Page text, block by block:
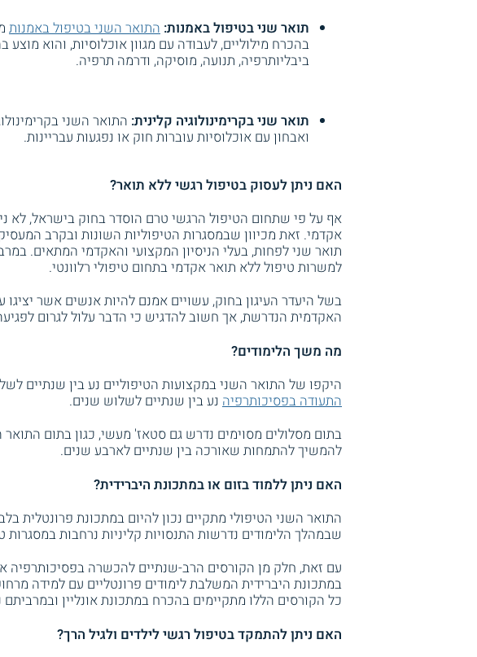
תואר שני בטיפול באמנות: התואר השני בטיפול באמנות
בהכרח מילוליים, לעבודה עם מגוון אוכלוסיות, והוא מוצע
ביבליותרפיה, תנועה, מוסיקה, ודרמה תרפיה.
תואר שני בקרימינולוגיה קלינית: התואר השני
ואבחון עם אוכלוסיות עוברות חוק או נפגעות עבריינות.
האם ניתן לעסוק בטיפול רגשי ללא תואר?
אף על פי שתחום הטיפול הרגשי טרם הוסדר בחוק בישראל, לא
אקדמי. זאת מכיוון שבמסגרות הטיפוליות השונות ובקרב
תואר שני לפחות, בעלי הניסיון המקצועי והאקדמי המתאים.
למשרות טיפול ללא תואר אקדמי בתחום טיפולי רלוונטי.
בשל היעדר העיגון בחוק, עשויים אמנם להיות אנשים אשר
האקדמית הנדרשת, אך חשוב להדגיש כי הדבר עלול לגרום
מה משך הלימודים?
היקפו של התואר השני במקצועות הטיפוליים נע בין שנתיים
התעודה בפסיכותרפיה נע בין שנתיים לשלוש שנים.
בתום מסלולים מסוימים נדרש גם סטאז' מעשי, כגון בתום התואר
להמשיך להתמחות שאורכה בין שנתיים לארבע שנים.
האם ניתן ללמוד בזום או במתכונת היברידית?
התואר השני הטיפולי מתקיים נכון להיום במתכונת פרונטלית
שבמהלך הלימודים נדרשות התנסויות קליניות נרחבות במסגרות
עם זאת, חלק מן הקורסים הרב-שנתיים להכשרה בפסיכותרפיה
כל הקורסים הללו מתקיימים בהכרח במתכונת אונליין
האם ניתן להתמקד בטיפול רגשי לילדים ולגיל הרך?